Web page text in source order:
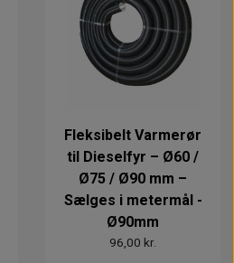
Fleksibelt Varmerør
til Dieselfyr – Ø60 /
Ø75 / Ø90 mm –
Sælges i metermål -
Ø90mm
96,00 kr.